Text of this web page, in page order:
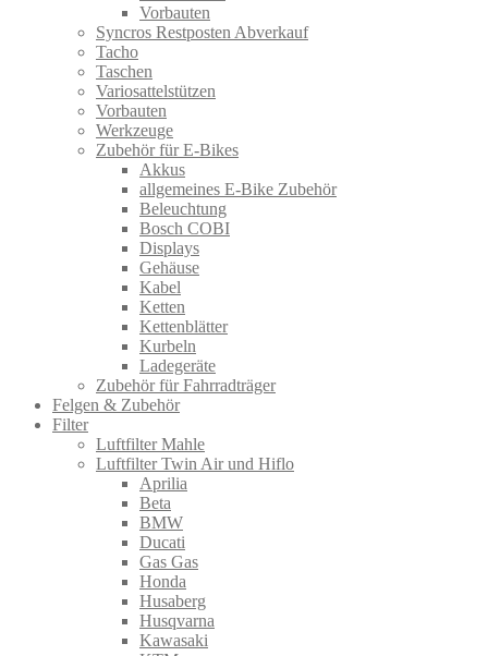
Vorbauten
Syncros Restposten Abverkauf
Tacho
Taschen
Variosattelstützen
Vorbauten
Werkzeuge
Zubehör für E-Bikes
Akkus
allgemeines E-Bike Zubehör
Beleuchtung
Bosch COBI
Displays
Gehäuse
Kabel
Ketten
Kettenblätter
Kurbeln
Ladegeräte
Zubehör für Fahrradträger
Felgen & Zubehör
Filter
Luftfilter Mahle
Luftfilter Twin Air und Hiflo
Aprilia
Beta
BMW
Ducati
Gas Gas
Honda
Husaberg
Husqvarna
Kawasaki